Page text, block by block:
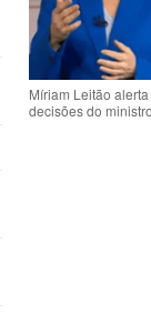
Míriam Leitão
decisões do